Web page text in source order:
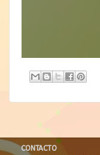
CONTACTO